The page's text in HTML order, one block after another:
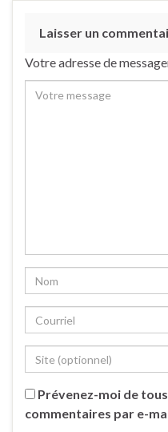
Laisser un
Votre adresse de
Prévenez-moi de
commentaires par e-